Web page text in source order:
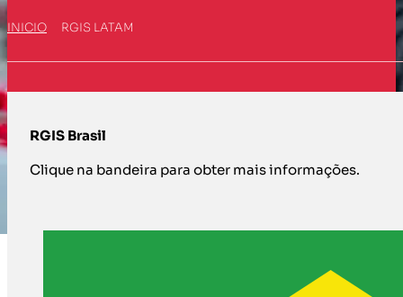
INICIO RGIS LATAM
RGIS Brasil
Clique na bandeira para obter mais informações.